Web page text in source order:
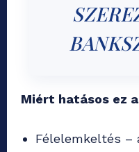
Miért hatásos ez
Félelemkeltés –